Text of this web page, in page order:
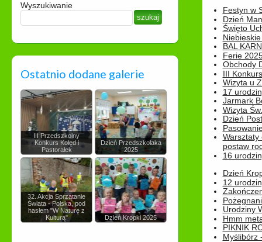
Wyszukiwanie
Ostatnio dodane galerie
III Przedszkolny
Konkurs Kolęd i
Pastorałek
Dzień Przedszkolaka
2025
32. Akcja Sprzątanie
Świata - Polska, pod
hasłem "W Naturę z
Kulturą"
Dzień Kropki 2025
Festyn w
Dzień
Święto
BAL
Ferie
Obchody
III
Wizyta u
17
Jarmark
Wizyta
Dzień
Warsztaty
postaw
16
Dzień
12
Urodziny
Hmm
PIKNIK
Myślibórz